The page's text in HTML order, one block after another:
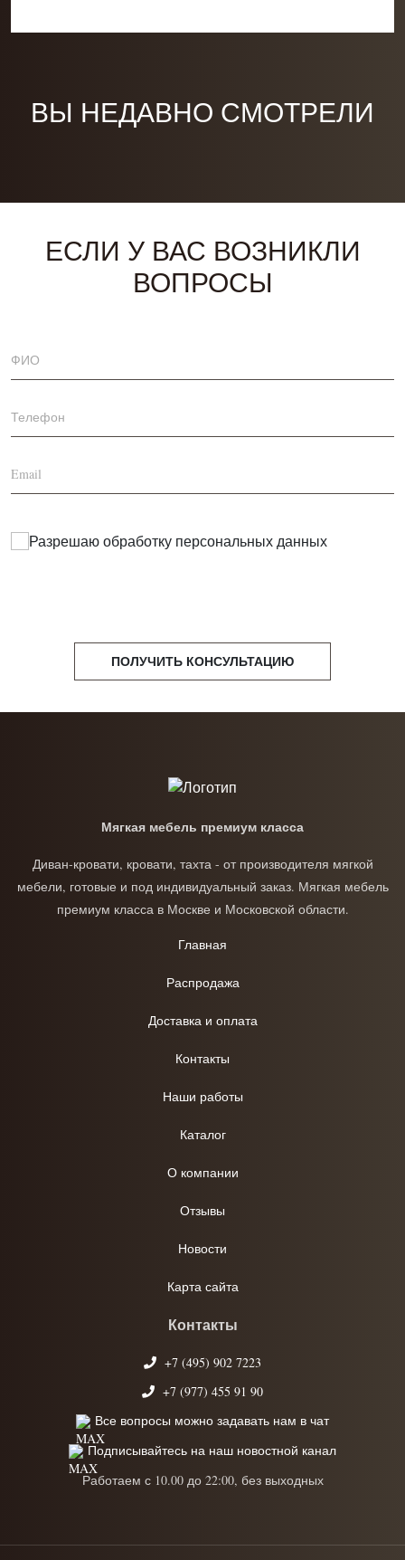
ВЫ НЕДАВНО СМОТРЕЛИ
ЕСЛИ У ВАС ВОЗНИКЛИ
ВОПРОСЫ
Разрешаю обработку персональных данных
ПОЛУЧИТЬ КОНСУЛЬТАЦИЮ
Мягкая мебель премиум класса
Диван-кровати, кровати, тахта - от производителя мягкой
мебели, готовые и под индивидуальный заказ. Мягкая мебель
премиум класса в Москве и Московской области.
Главная
Распродажа
Доставка и оплата
Контакты
Наши работы
Каталог
О компании
Отзывы
Новости
Карта сайта
Контакты
+7 (495) 902 7223
+7 (977) 455 91 90
Все вопросы можно задавать нам в чат
Подписывайтесь на наш новостной канал
Работаем с 10.00 до 22:00, без выходных